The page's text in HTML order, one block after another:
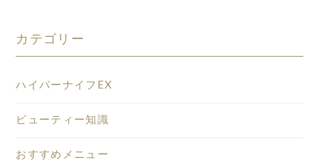
カテゴリー
ハイパーナイフEX
ビューティー知識
おすすめメニュー